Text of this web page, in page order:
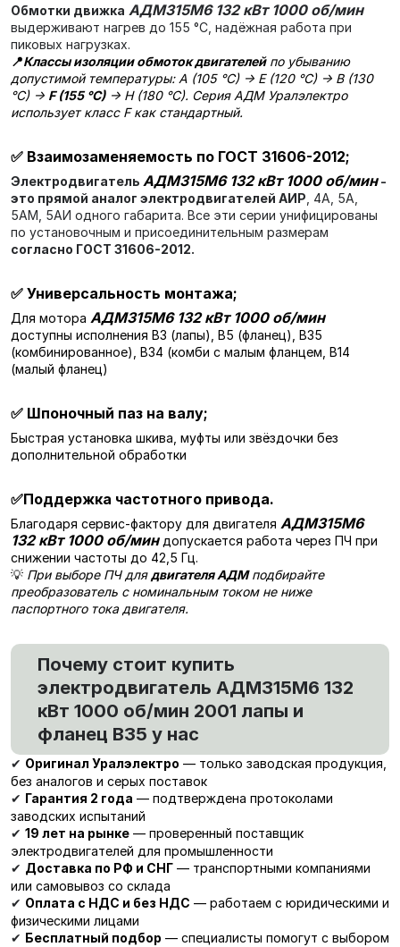
Обмотки движка АДМ315М6 132 кВт 1000 об/мин
выдерживают нагрев до 155 °C, надёжная работа при
пиковых нагрузках.
📍Классы изоляции обмоток двигателейпо убыванию
допустимой температуры: A (105 °C) → E (120 °C) → B (130
°C) → F (155 °C)→ H (180 °C). Серия АДМ Уралэлектро
использует класс F как стандартный.
✅ Взаимозаменяемость по ГОСТ 31606-2012;
Электродвигатель АДМ315М6 132 кВт 1000 об/мин-
это прямой аналог электродвигателей АИР , 4А, 5А,
5АМ, 5АИ одного габарита. Все эти серии унифицированы
по установочным и присоединительным размерам
согласно ГОСТ 31606-2012.
✅ Универсальность монтажа;
Для мотора АДМ315М6 132 кВт 1000 об/мин
доступны исполнения В3 (лапы), В5 (фланец), В35
(комбинированное), В34 (комби с малым фланцем, В14
(малый фланец)
✅ Шпоночный паз на валу;
Быстрая установка шкива, муфты или звёздочки без
дополнительной обработки
✅Поддержка частотного привода.
Благодаря сервис-фактору для двигателя АДМ315М6
132 кВт 1000 об/мин допускается работа через ПЧ при
снижении частоты до 42,5 Гц.
💡 При выборе ПЧ длядвигателя АДМподбирайте
преобразователь с номинальным током не ниже
паспортного тока двигателя.
Почему стоит купить
электродвигатель АДМ315М6 132
кВт 1000 об/мин 2001 лапы и
фланец В35 у нас
✔ Оригинал Уралэлектро — только заводская продукция,
без аналогов и серых поставок
✔ Гарантия 2 года — подтверждена протоколами
заводских испытаний
✔ 19 лет на рынке — проверенный поставщик
электродвигателей для промышленности
✔ Доставка по РФ и СНГ — транспортными компаниями
или самовывоз со склада
✔ Оплата с НДС и без НДС — работаем с юридическими и
физическими лицами
✔ Бесплатный подбор — специалисты помогут с выбором